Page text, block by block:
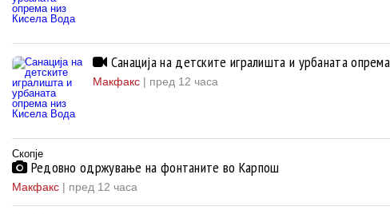
Санација на детските игралишта и урбаната
Макфакс | пред 12 часа
Скопје
Редовно одржување на фонтаните во Карпош
Макфакс | пред 12 часа